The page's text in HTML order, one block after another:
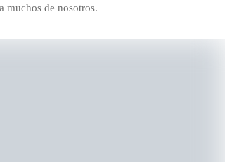
muchos de nosotros.